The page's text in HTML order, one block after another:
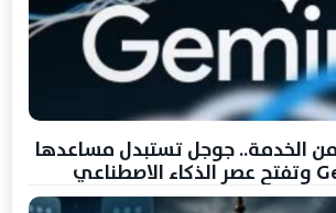
من الخدمة.. جوجل تستبدل مساعدها